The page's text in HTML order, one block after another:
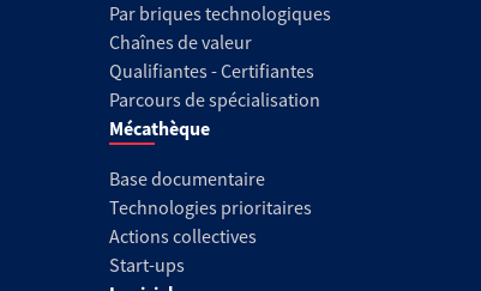
Par briques technologiques
Chaînes de valeur
Qualifiantes - Certifiantes
Parcours de spécialisation
Mécathèque
Base documentaire
Technologies prioritaires
Actions collectives
Start-ups